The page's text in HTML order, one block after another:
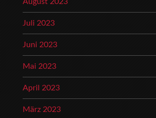
Juli 2023
Juni 2023
Mai 2023
April 2023
März 2023